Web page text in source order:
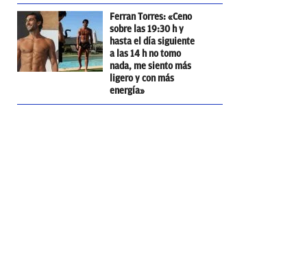
Ferran Torres: «Ceno
sobre las 19:30 h y
hasta el día siguiente
a las 14 h no tomo
nada, me siento más
ligero y con más
energía»